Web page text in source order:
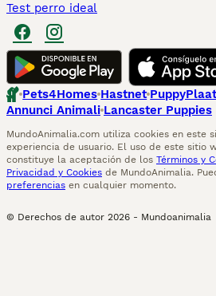
Test perro ideal
Pets4Homes Hastnet
Annunci Animali Lancaster Puppies
MundoAnimalia.com utiliza cookies en este
experiencia de usuario. El uso de este sitio
constituye la aceptación de los Términos y
Privacidad y Cookies de MundoAnimalia.
preferencias en cualquier momento.
© Derechos de autor 2026 - Mundoanimalia